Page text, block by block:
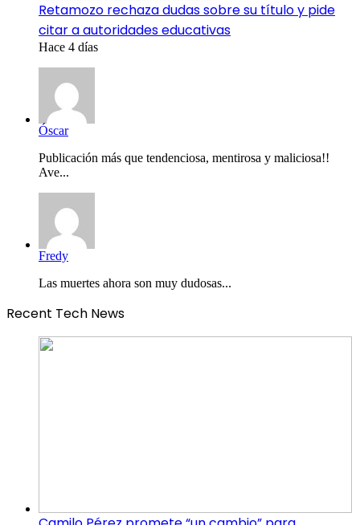
Retamozo rechaza dudas sobre su título y pide
citar a autoridades educativas
Hace 4 días
Óscar
Publicación más que tendenciosa, mentirosa y maliciosa!!
Ave...
Fredy
Las muertes ahora son muy dudosas...
Recent Tech News